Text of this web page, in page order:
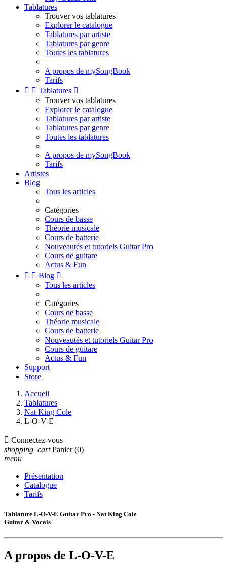
Tablatures
Trouver vos tablatures
Explorer le catalogue
Tablatures par artiste
Tablatures par genre
Toutes les tablatures
A propos de mySongBook
Tarifs
  Tablatures 
Trouver vos tablatures
Explorer le catalogue
Tablatures par artiste
Tablatures par genre
Toutes les tablatures
A propos de mySongBook
Tarifs
Artistes
Blog
Tous les articles
Catégories
Cours de basse
Théorie musicale
Cours de batterie
Nouveautés et tutoriels Guitar Pro
Cours de guitare
Actus & Fun
  Blog 
Tous les articles
Catégories
Cours de basse
Théorie musicale
Cours de batterie
Nouveautés et tutoriels Guitar Pro
Cours de guitare
Actus & Fun
Support
Store
Accueil
Tablatures
Nat King Cole
L-O-V-E
 Connectez-vous
shopping_cart Panier (0)
menu
Présentation
Catalogue
Tarifs
Tablature L-O-V-E Guitar Pro - Nat King Cole
Guitar & Vocals
A propos de L-O-V-E